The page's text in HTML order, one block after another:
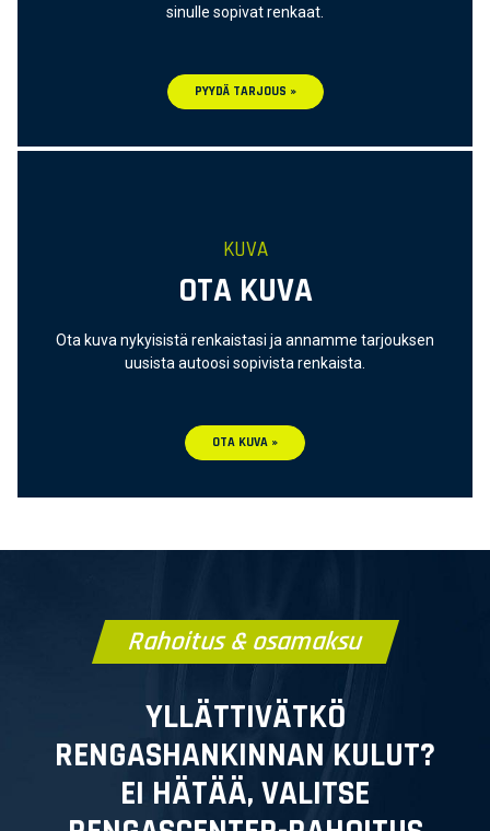
sinulle sopivat renkaat.
PYYDÄ TARJOUS »
KUVA
OTA KUVA
Ota kuva nykyisistä renkaistasi ja annamme tarjouksen
uusista autoosi sopivista renkaista.
OTA KUVA »
Rahoitus & osamaksu
YLLÄTTIVÄTKÖ
RENGASHANKINNAN KULUT?
EI HÄTÄÄ, VALITSE